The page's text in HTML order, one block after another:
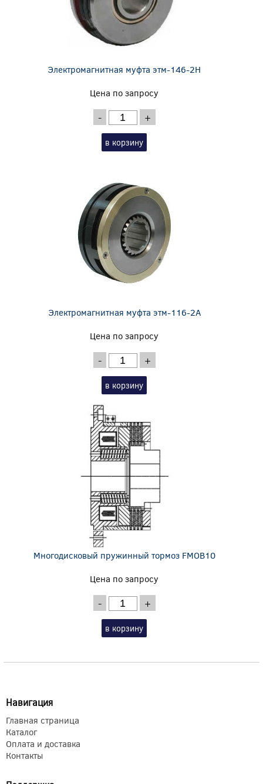
Электромагнитная муфта этм-146-2Н
Цена по запросу
- +
в корзину
Электромагнитная муфта этм-116-2А
Цена по запросу
- +
в корзину
Многодисковый пружинный тормоз FMOB10
Цена по запросу
- +
в корзину
Навигация
Главная страница
Каталог
Оплата и доставка
Контакты